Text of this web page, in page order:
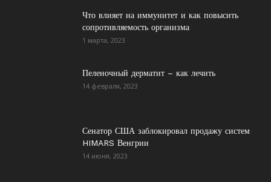
Что влияет на иммунитет и как повысить
сопротивляемость организма
1 марта, 2023
Пеленочный дерматит – как лечить
14 февраля, 2023
Сенатор США заблокировал продажу систем
HIMARS Венгрии
14 июня, 2023